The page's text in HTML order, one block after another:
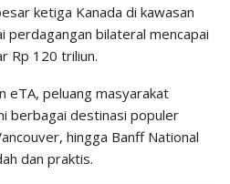
ketiga Kanada di kawasan
perdagangan bilateral mencapai
Rp 120 triliun.
eTA, peluang masyarakat
berbagai destinasi populer
hingga Banff National
dan praktis.